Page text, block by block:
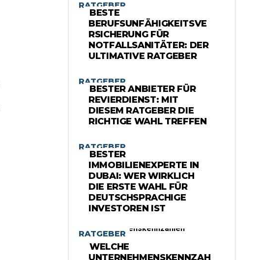
RATGEBER
BESTE
BERUFSUNFÄHIGKEITSVE
RSICHERUNG FÜR
NOTFALLSANITÄTER: DER
ULTIMATIVE RATGEBER
RATGEBER
BESTER ANBIETER FÜR
REVIERDIENST: MIT
DIESEM RATGEBER DIE
RICHTIGE WAHL TREFFEN
RATGEBER
BESTER
IMMOBILIENEXPERTE IN
DUBAI: WER WIRKLICH
DIE ERSTE WAHL FÜR
DEUTSCHSPRACHIGE
INVESTOREN IST
RATGEBER
WELCHE
UNTERNEHMENSKENNZAH